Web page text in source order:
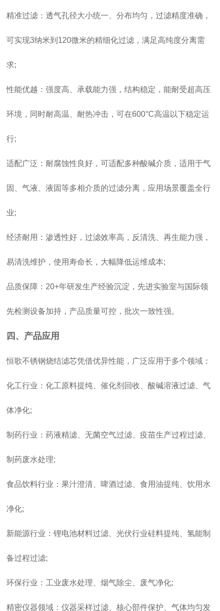
精准过滤：透气孔径大小统一、分布均匀，过滤精度准确，
可实现3纳米到120微米的精细化过滤，满足高纯度分离需
求;
性能优越：强度高、承载能力强，结构稳定，能耐受超高压
环境，同时耐高温、耐热冲击，可在600°C高温以下稳定运
行;
适配广泛：耐腐蚀性良好，可适配多种酸碱介质，适用于气
固、气液、液固等多相介质的过滤分离，应用场景覆盖全行
业;
经济耐用：渗透性好，过滤效率高，反清洗、再生能力强，
易清洗维护，使用寿命长，大幅降低运维成本;
品质保障：20+年研发生产经验沉淀，先进实验室与国际领
先检测设备加持，产品质量可控，批次一致性强。
四、产品应用
恒歌不锈钢烧结滤芯凭借优异性能，广泛应用于多个领域：
化工行业：化工原料提纯、催化剂回收、酸碱溶液过滤、气
体净化;
制药行业：药液精滤、无菌空气过滤、疫苗生产过程过滤、
制药废水处理;
食品饮料行业：果汁澄清、啤酒过滤、食用油提纯、饮用水
净化;
新能源行业：锂电池材料过滤、光伏行业硅料提纯、氢能制
备过程过滤;
环保行业：工业废水处理、烟气除尘、废气净化;
精密仪器领域：仪器采样过滤、核心部件保护、气体均匀发